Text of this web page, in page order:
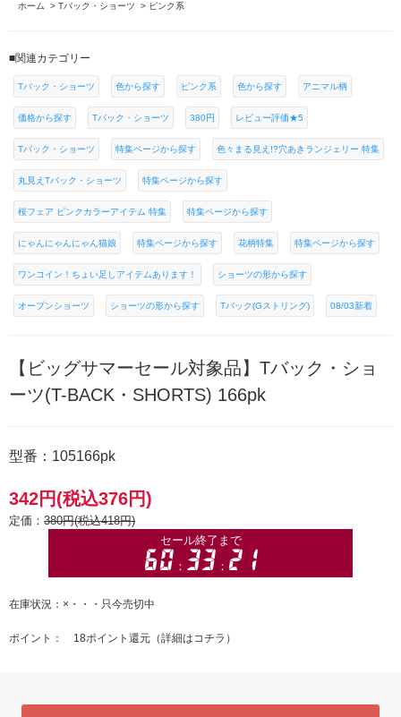
ホーム > Tバック・ショーツ > ピンク系
■関連カテゴリー
Tバック・ショーツ 色から探す ピンク系 色から探す アニマル柄
価格から探す Tバック・ショーツ 380円 レビュー評価★5
Tバック・ショーツ 特集ページから探す 色々まる見え!?穴あきランジェリー 特集
丸見えTバック・ショーツ 特集ページから探す
桜フェア ピンクカラーアイテム 特集 特集ページから探す
にゃんにゃんにゃん猫娘 特集ページから探す 花柄特集 特集ページから探す
ワンコイン！ちょい足しアイテムあります！ ショーツの形から探す
オープンショーツ ショーツの形から探す Tバック(Gストリング) 08/03新着
【ビッグサマーセール対象品】Tバック・ショ
ーツ(T-BACK・SHORTS) 166pk
型番：105166pk
342円(税込376円)
定価： 380円(税込418円)
在庫状況：×・・・只今売切中
ポイント： 18ポイント還元（詳細はコチラ ）